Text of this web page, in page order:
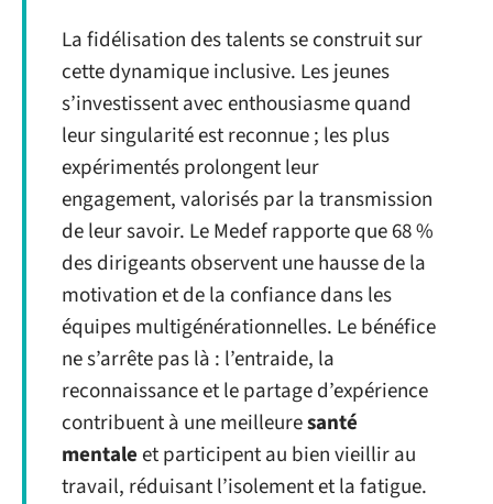
La fidélisation des talents se construit sur
cette dynamique inclusive. Les jeunes
s’investissent avec enthousiasme quand
leur singularité est reconnue ; les plus
expérimentés prolongent leur
engagement, valorisés par la transmission
de leur savoir. Le Medef rapporte que 68 %
des dirigeants observent une hausse de la
motivation et de la confiance dans les
équipes multigénérationnelles. Le bénéfice
ne s’arrête pas là : l’entraide, la
reconnaissance et le partage d’expérience
contribuent à une meilleuresanté
mentaleet participent au bien vieillir au
travail, réduisant l’isolement et la fatigue.